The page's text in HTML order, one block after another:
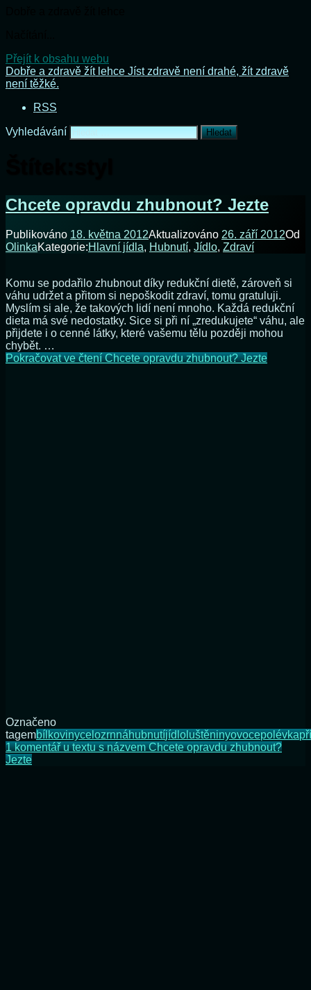
Přejít k obsahu webu
Dobře a zdravě žít lehce Jíst zdravě není drahé, žít zdravě
není těžké.
RSS
Vyhledávání
Chcete opravdu zhubnout? Jezte
Publikováno 18. května 2012Aktualizováno 26. září 2012Od
OlinkaKategorie:Hlavní jídla, Hubnutí, Jídlo, Zdraví
Komu se podařilo zhubnout díky redukční dietě, zároveň si
váhu udržet a přitom si nepoškodit zdraví, tomu gratuluji.
Myslím si ale, že takových lidí není mnoho. Každá redukční
dieta má své nedostatky. Sice si při ní „zredukujete“ váhu, ale
přijdete i o cenné látky, které vašemu tělu později mohou
chybět. …
Pokračovat ve čteníChcete opravdu zhubnout? Jezte
Označeno
tagembílkovinycelozrnnáhubnutíjídloluštěninyovocepolévka
1 komentářu textu s názvem Chcete opravdu zhubnout?
Jezte